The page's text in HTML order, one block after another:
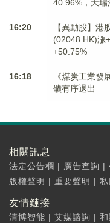
40.96%，天
16:20
【異動股】港
(02048.HK)漲
+50.75%
16:18
《煤炭工業發
礦有序退出
相關訊息
法定公告欄 | 廣告查詢 |
版權聲明 | 重要聲明 |
友情鏈接
清博智能 | 艾媒諮詢 |